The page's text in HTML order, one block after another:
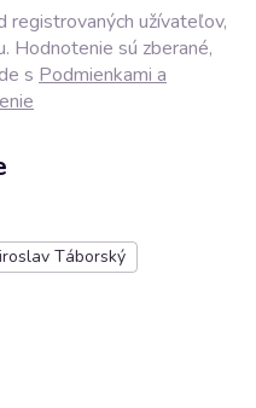
registrovaných užívateľov,
Hodnotenie sú zberané,
s Podmienkami a
Táborský